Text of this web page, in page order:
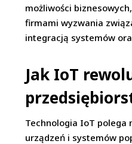
możliwości
firmami wyzwania
integracją systemów
Jak IoT
Technologia IoT polega
urządzeń i systemów